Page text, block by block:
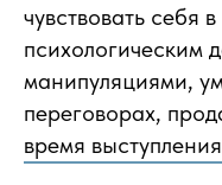
чувствовать себя
психологическим
манипуляциями,
переговорах,
время